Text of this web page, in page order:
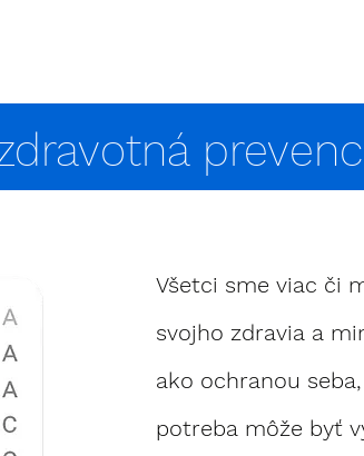
Všetci sme viac či
svojho zdravia a
ako ochranou
potreba môže byť